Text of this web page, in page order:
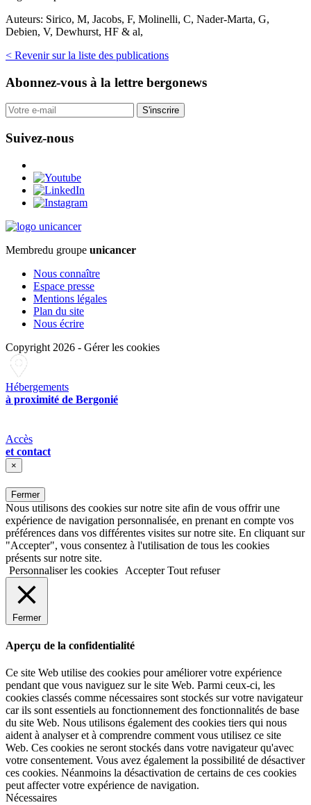
Auteurs: Sirico, M, Jacobs, F, Molinelli, C, Nader-Marta, G,
Debien, V, Dewhurst, HF & al,
< Revenir sur la liste des publications
Abonnez-vous à la lettre bergonews
S'inscrire
Suivez-nous
Membredu groupe unicancer
Nous connaître
Espace presse
Mentions légales
Plan du site
Nous écrire
Copyright 2026 - Gérer les cookies
Hébergements
à proximité de Bergonié
Accès
et contact
×
Fermer
Nous utilisons des cookies sur notre site afin de vous offrir une
expérience de navigation personnalisée, en prenant en compte vos
préférences dans vos différentes visites sur notre site. En cliquant sur
"Accepter", vous consentez à l'utilisation de tous les cookies
présents sur notre site.
Personnaliser les cookies
Accepter Tout refuser
Fermer
Aperçu de la confidentialité
Ce site Web utilise des cookies pour améliorer votre expérience
pendant que vous naviguez sur le site Web. Parmi ceux-ci, les
cookies classés comme nécessaires sont stockés sur votre navigateur
car ils sont essentiels au fonctionnement des fonctionnalités de base
du site Web. Nous utilisons également des cookies tiers qui nous
aident à analyser et à comprendre comment vous utilisez ce site
Web. Ces cookies ne seront stockés dans votre navigateur qu'avec
votre consentement. Vous avez également la possibilité de désactiver
ces cookies. Néanmoins la désactivation de certains de ces cookies
peut affecter votre expérience de navigation.
Nécessaires